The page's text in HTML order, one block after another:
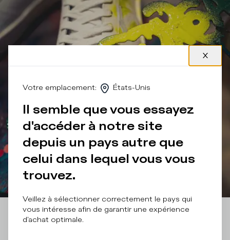
Votre emplacement: États-Unis
Il semble que vous essayez
d'accéder à notre site
depuis un pays autre que
celui dans lequel vous vous
trouvez.
Veillez à sélectionner correctement le pays qui
vous intéresse afin de garantir une expérience
d'achat optimale.